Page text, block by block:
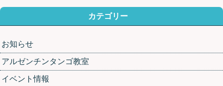
カテゴリー
お知らせ
アルゼンチンタンゴ教室
イベント情報